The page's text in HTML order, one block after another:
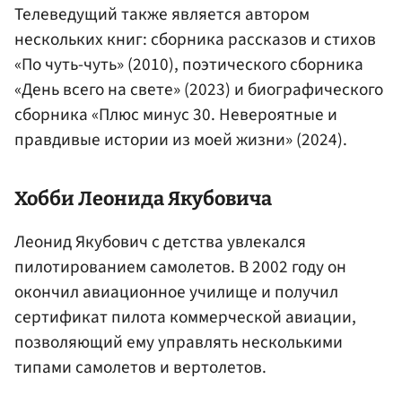
Телеведущий также является автором
нескольких книг: сборника рассказов и стихов
«По чуть-чуть» (2010), поэтического сборника
«День всего на свете» (2023) и биографического
сборника «Плюс минус 30. Невероятные и
правдивые истории из моей жизни» (2024).
Хобби Леонида Якубовича
Леонид Якубович с детства увлекался
пилотированием самолетов. В 2002 году он
окончил авиационное училище и получил
сертификат пилота коммерческой авиации,
позволяющий ему управлять несколькими
типами самолетов и вертолетов.